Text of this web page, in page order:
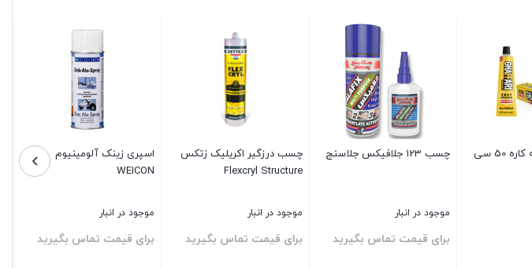
چسب مایع همه کاره 50 سی
چسب 123 جلافیکس جلاسنج
موجود در انبار
برای قیمت تماس بگیرید
چسب درزگیر اکریلیک زتکس
Flexcryl Structure
موجود در انبار
برای قیمت تماس بگیرید
اسپری زینک آلومینیوم
WEICON
موجود در انبار
برای قیمت تماس بگیرید